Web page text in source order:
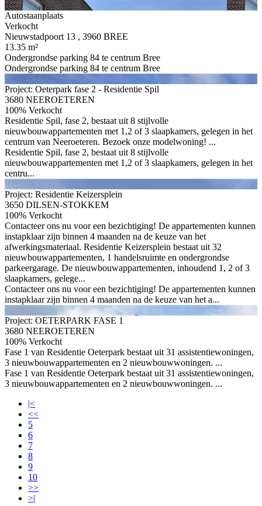
Autostaanplaats
Verkocht
Nieuwstadpoort 13 , 3960 BREE
13.35 m²
Ondergrondse parking 84 te centrum Bree
Ondergrondse parking 84 te centrum Bree
Project: Oeterpark fase 2 - Residentie Spil
3680 NEEROETEREN
100% Verkocht
Residentie Spil, fase 2, bestaat uit 8 stijlvolle
nieuwbouwappartementen met 1,2 of 3 slaapkamers, gelegen in het
centrum van Neeroeteren. Bezoek onze modelwoning! ...
Residentie Spil, fase 2, bestaat uit 8 stijlvolle
nieuwbouwappartementen met 1,2 of 3 slaapkamers, gelegen in het
centru...
Project: Residentie Keizersplein
3650 DILSEN-STOKKEM
100% Verkocht
Contacteer ons nu voor een bezichtiging! De appartementen kunnen
instapklaar zijn binnen 4 maanden na de keuze van het
afwerkingsmateriaal. Residentie Keizersplein bestaat uit 32
nieuwbouwappartementen, 1 handelsruimte en ondergrondse
parkeergarage. De nieuwbouwappartementen, inhoudend 1, 2 of 3
slaapkamers, gelege...
Contacteer ons nu voor een bezichtiging! De appartementen kunnen
instapklaar zijn binnen 4 maanden na de keuze van het a...
Project: OETERPARK FASE 1
3680 NEEROETEREN
100% Verkocht
Fase 1 van Residentie Oeterpark bestaat uit 31 assistentiewoningen,
3 nieuwbouwappartementen en 2 nieuwbouwwoningen. ...
Fase 1 van Residentie Oeterpark bestaat uit 31 assistentiewoningen,
3 nieuwbouwappartementen en 2 nieuwbouwwoningen. ...
|<
<<
5
6
7
8
9
10
>>
>|